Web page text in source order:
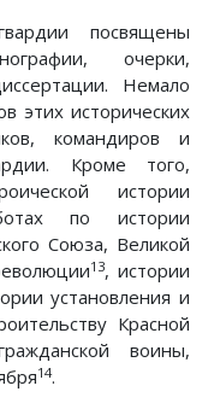
посвящены
очерки,
Немало
этих исторических
командиров и
Кроме того,
истории
по истории
Союза, Великой
13, истории
установления и
Красной
воины,
14.